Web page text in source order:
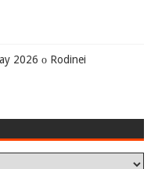
2026 ο Rodinei